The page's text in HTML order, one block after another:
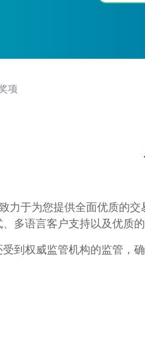
项
力于为您提供全面优质的
多语言客户支持以及优质的
到权威监管机构的监管，确